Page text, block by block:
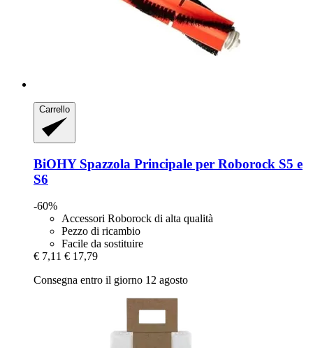
Carrello
BiOHYSpazzola Principale per Roborock S5 e
S6
-60%
Accessori Roborock di alta qualità
Pezzo di ricambio
Facile da sostituire
€ 7,11 € 17,79
Consegna entro il giorno 12 agosto